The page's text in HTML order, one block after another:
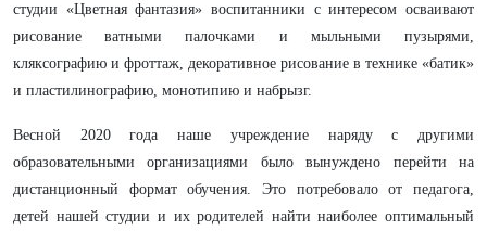
студии «Цветная фантазия» воспитанники с интересом осваивают
рисование ватными палочками и мыльными пузырями,
кляксографию и фроттаж, декоративное рисование в технике «батик»
и пластилинографию, монотипию и набрызг.
Весной 2020 года наше учреждение наряду с другими
образовательными организациями было вынуждено перейти на
дистанционный формат обучения. Это потребовало от педагога,
детей нашей студии и их родителей найти наиболее оптимальный